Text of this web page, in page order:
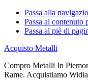
Passa alla
Passa al contenuto
Passa al piè di
Acquisto Metalli
Compro Metalli In
Rame. Acquistiamo